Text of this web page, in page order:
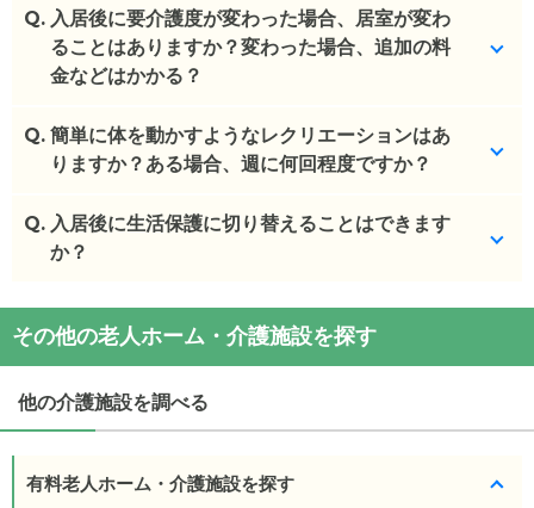
事前連絡をして頂くとスムーズです。10:00～16:00
の間で面会可能です。
Q. 入居後に要介護度が変わった場合、居室が変わ
ることはありますか？変わった場合、追加の料
金などはかかる？
お身体の状態により移動が必要になる場合がござい
ます。
(回答者: 施設担当者,回答日: 2024/02/29)
Q. 簡単に体を動かすようなレクリエーションはあ
りますか？ある場合、週に何回程度ですか？
月に1回イベントごとはございます
Q. 入居後に生活保護に切り替えることはできます
か？
相談可能でございます。
その他の老人ホーム・介護施設を探す
他の介護施設を調べる
有料老人ホーム・介護施設を探す